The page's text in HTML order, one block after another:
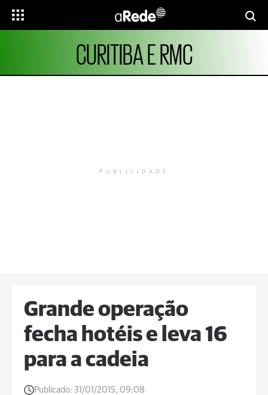
CURITIBA E RMC
PUBLICIDADE
Grande operação
fecha hotéis e leva 16
para a cadeia
Publicado: 31/01/2015, 09:08